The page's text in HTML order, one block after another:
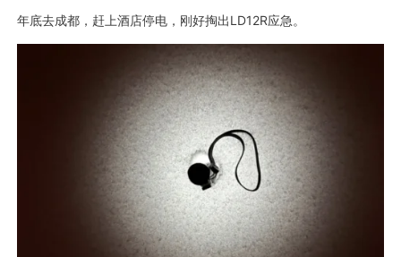
年底去成都，赶上酒店停电，刚好掏出LD12R应急。